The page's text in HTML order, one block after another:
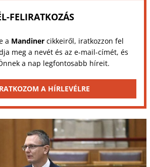
FELIRATKOZÁS
a Mandinercikkeiről, iratkozzon fel
meg a nevét és az e-mail-címét, és
a nap legfontosabb híreit.
A HÍRLEVÉLRE